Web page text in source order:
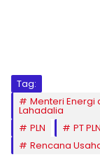
Tag:
Menteri Energi
Lahadalia
PLN
PT PLN
Rencana